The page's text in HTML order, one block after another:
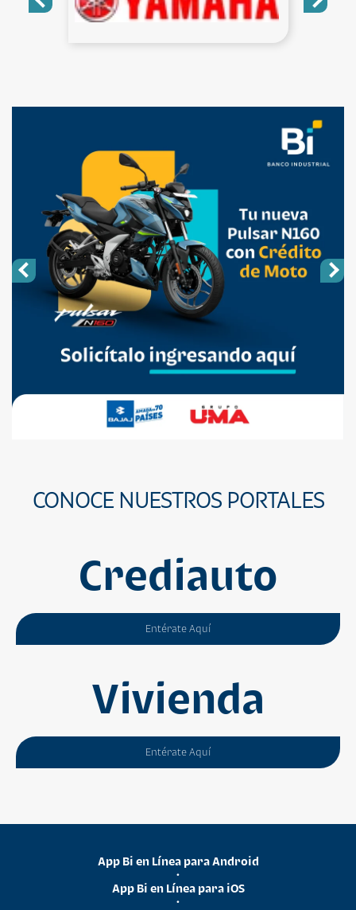
CONOCE NUESTROS PORTALES
Crediauto
Entérate Aquí
Vivienda
Entérate Aquí
App Bi en Línea para Android
•
App Bi en Línea para iOS
•